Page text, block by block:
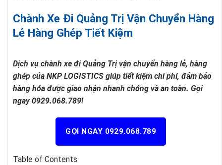
Chành Xe Đi Quảng Trị Vận Chuyển Hàng
Lẻ Hàng Ghép Tiết Kiệm
Dịch vụ chành xe đi Quảng Trị vận chuyển hàng lẻ, hàng
ghép của NKP LOGISTICS giúp tiết kiệm chi phí, đảm bảo
hàng hóa được giao nhận nhanh chóng và an toàn. Gọi
ngay 0929.068.789!
GỌI NGAY 0929.068.789
Table of Contents